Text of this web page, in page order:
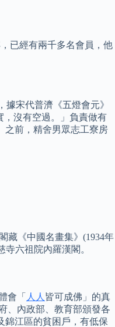
已經有兩千多名會員，他
宋代普濟《五燈會元》
，沒有空過。」負責做有
之前，精舍男眾志工寮房
藏《中國名畫集》(1934年
六祖院內羅漢閣。
會「 人人 皆可成佛」的真
、內政部、教育部頒發各
錦江區的貧困戶，有低保